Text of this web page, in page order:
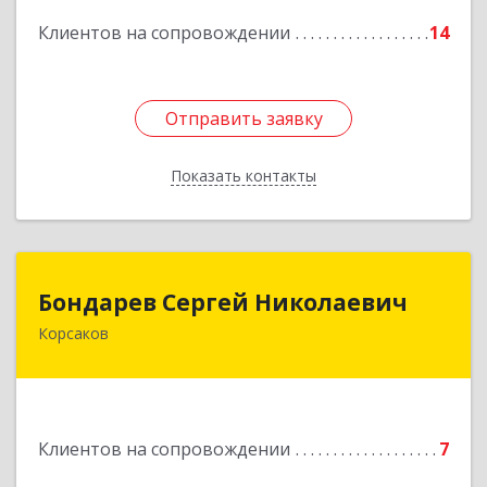
Клиентов на сопровождении 14
Отправить заявку
Показать контакты
Отправить заявку
Назад
Бондарев Сергей Николаевич
Корсаков
Клиентов на сопровождении 7
Бондарев Сергей Николаевич